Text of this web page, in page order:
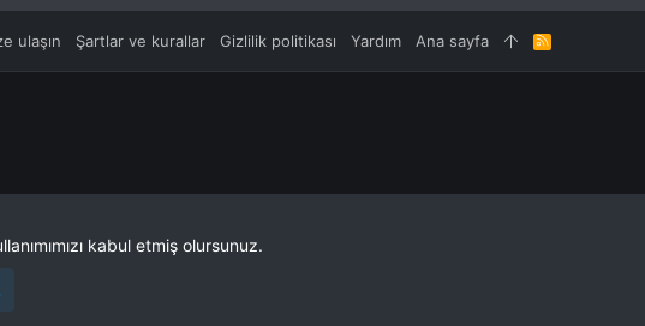
ulaşın Şartlar ve kurallar Gizlilik politikası Yardım Ana sayfa
R
S
kabul etmiş olursunuz.